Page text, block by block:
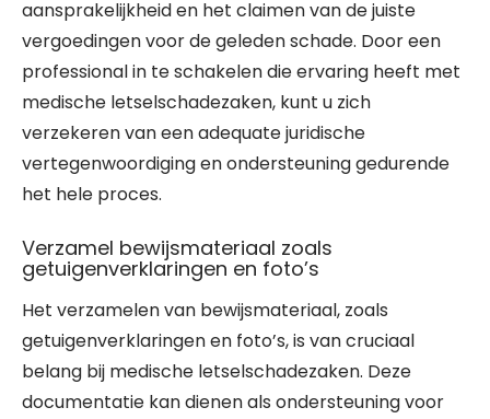
aansprakelijkheid en het claimen van de juiste
vergoedingen voor de geleden schade. Door een
professional in te schakelen die ervaring heeft met
medische letselschadezaken, kunt u zich
verzekeren van een adequate juridische
vertegenwoordiging en ondersteuning gedurende
het hele proces.
Verzamel bewijsmateriaal zoals
getuigenverklaringen en foto’s
Het verzamelen van bewijsmateriaal, zoals
getuigenverklaringen en foto’s, is van cruciaal
belang bij medische letselschadezaken. Deze
documentatie kan dienen als ondersteuning voor